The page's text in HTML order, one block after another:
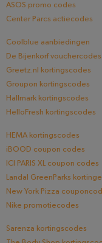
ASOS promo codes
Center Parcs actiecodes
Coolblue aanbiedingen
De Bijenkorf vouchercodes
Greetz.nl kortingscodes
Groupon kortingscodes
Hallmark kortingscodes
HelloFresh kortingscodes
HEMA kortingscodes
iBOOD coupon codes
ICI PARIS XL coupon codes
Landal GreenParks
New York Pizza
Nike promotiecodes
Sarenza kortingscodes